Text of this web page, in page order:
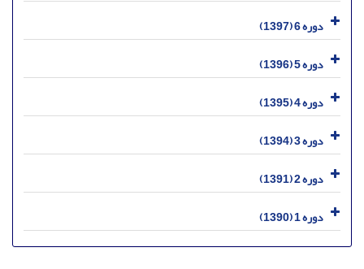
دوره 6 (1397)
دوره 5 (1396)
دوره 4 (1395)
دوره 3 (1394)
دوره 2 (1391)
دوره 1 (1390)